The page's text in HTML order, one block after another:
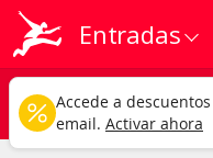
Entradas
sala off cultura
Cualquier tipo Cualquier
Accede a
email. Activar ahora